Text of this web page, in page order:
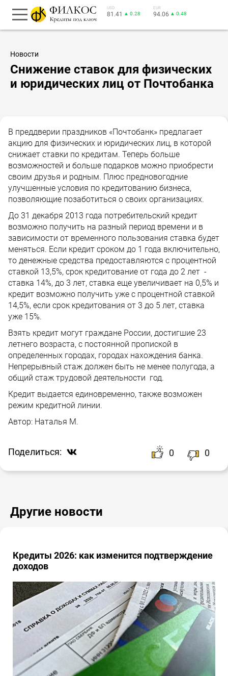
USD
81.41 ▲ 0.28
EUR
94.06 ▲ 0.48
Новости
Снижение ставок для физических
и юридических лиц от Почтобанка
В преддверии праздников «Почтобанк» предлагает
акцию для физических и юридических лиц, в которой
снижает ставки по кредитам. Теперь больше
возможностей и больше подарков можно приобрести
своим друзья и родным. Плюс предновогодние
улучшенные условия по кредитованию бизнеса,
позволяющие позаботиться о своих организациях.
До 31 декабря 2013 года потребительский кредит
возможно получить на разный период времени и в
зависимости от временного пользования ставка будет
меняться. Если кредит сроком до 1 года включительно,
то денежные средства предоставляются с процентной
ставкой 13,5%, срок кредитование от года до 2 лет -
ставка 14%, до 3 лет, ставка еще увеличивает на 0,5% и
кредит возможно получить уже с процентной ставкой
14,5%, если срок кредитования от 3 до 5 лет, ставка
уже 15%.
Взять кредит могут граждане России, достигшие 23
летнего возраста, с постоянной пропиской в
определенных городах, городах нахождения банка.
Непрерывный стаж должен быть не менее полугода, а
общий стаж трудовой деятельности год.
Кредит выдается единовременно, также возможен
режим кредитной линии.
Автор: Наталья М.
Поделиться: 0 0
Другие новости
Кредиты 2026: как изменится подтверждение
доходов